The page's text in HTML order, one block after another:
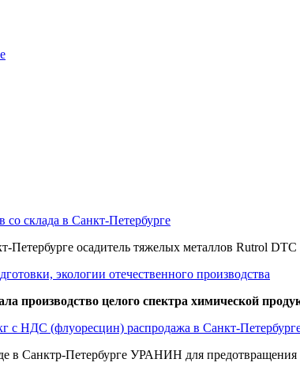
склада в Санкт-Петербурге
Петербурге осадитель тяжелых металлов Rutrol DTC
экологии отечественного производства
производство целого спектра химической
с НДС (флуоресцин) распродажа в Санкт-
в Санктр-Петербурге УРАНИН для